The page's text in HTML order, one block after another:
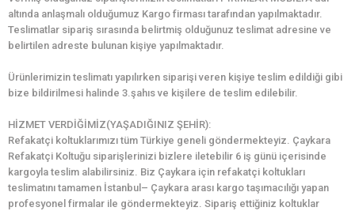
altında anlaşmalı olduğumuz Kargo firması tarafından yapılmaktadır.
Teslimatlar sipariş sırasında belirtmiş olduğunuz teslimat adresine ve
belirtilen adreste bulunan kişiye yapılmaktadır.
Ürünlerimizin teslimatı yapılırken siparişi veren kişiye teslim edildiği gibi
bize bildirilmesi halinde 3.şahıs ve kişilere de teslim edilebilir.
HİZMET VERDİĞİMİZ(YAŞADIĞINIZ ŞEHİR):
Refakatçi koltuklarımızı tüm Türkiye geneli göndermekteyiz. Çaykara
Refakatçi Koltuğu siparişlerinizi bizlere iletebilir 6 iş günü içerisinde
kargoyla teslim alabilirsiniz. Biz Çaykara için refakatçi koltukları
teslimatını tamamen İstanbul– Çaykara arası kargo taşımacılığı yapan
profesyonel firmalar ile göndermekteyiz. Sipariş ettiğiniz koltuklar